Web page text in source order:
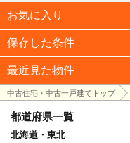
お気に入り
保存した条件
最近見た物件
中古住宅・中古一戸建てトップ
都道府県一覧
北海道・東北